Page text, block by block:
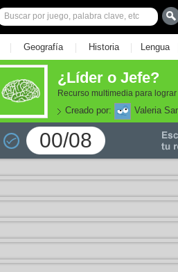
| Geografía | Historia | Lengua
¿Líder o Jefe?
Recurso multimedia para
Creado por: Valeria
00/08